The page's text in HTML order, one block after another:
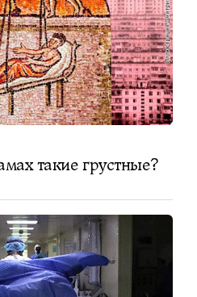
такие грустные?